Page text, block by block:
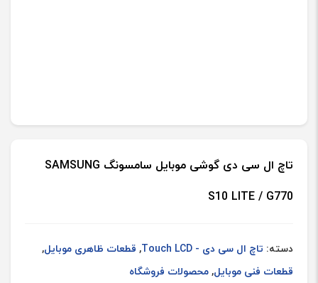
‫تاچ ال سی دی گوشی موبایل سامسونگ SAMSUNG
S10 LITE / G770
دسته: تاچ ال سی دی - Touch LCD , قطعات ظاهری موبایل,
قطعات فنی موبایل, محصولات فروشگاه